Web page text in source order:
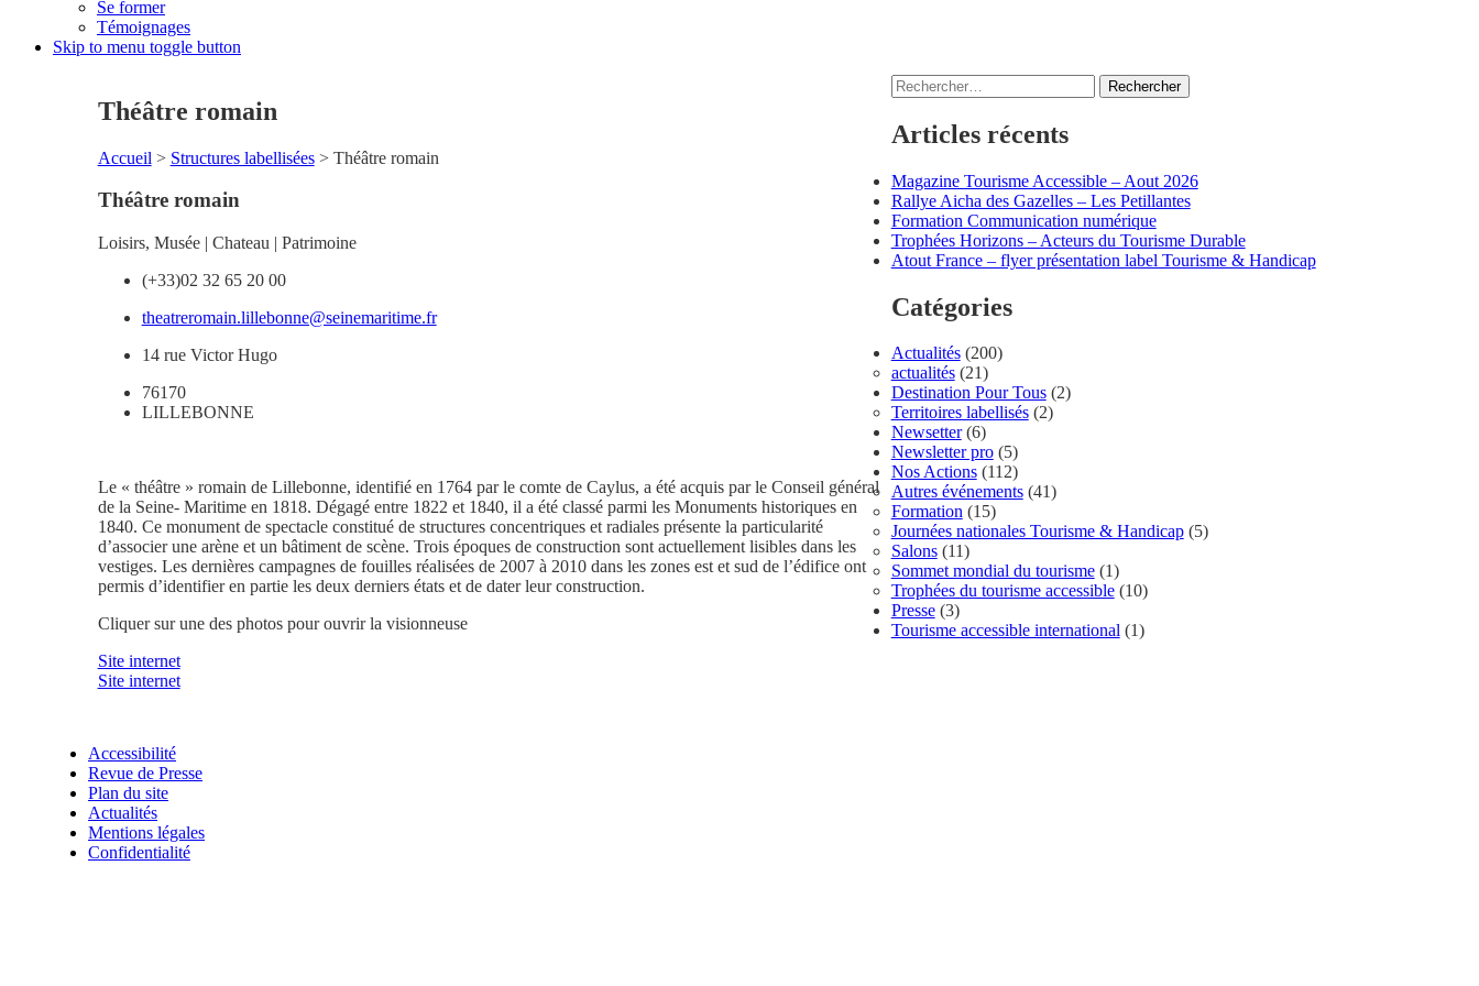
Se former
Témoignages
Skip to menu toggle button
Théâtre romain
Accueil > Structures labellisées> Théâtre romain
Théâtre romain
Loisirs, Musée | Chateau | Patrimoine
(+33)02 32 65 20 00
theatreromain.lillebonne@seinemaritime.fr
14 rue Victor Hugo
76170
LILLEBONNE
Le « théâtre » romain de Lillebonne, identifié en 1764 par le comte de Caylus, a été acquis par le Conseil général
de la Seine- Maritime en 1818. Dégagé entre 1822 et 1840, il a été classé parmi les Monuments historiques en
1840. Ce monument de spectacle constitué de structures concentriques et radiales présente la particularité
d’associer une arène et un bâtiment de scène. Trois époques de construction sont actuellement lisibles dans les
vestiges. Les dernières campagnes de fouilles réalisées de 2007 à 2010 dans les zones est et sud de l’édifice ont
permis d’identifier en partie les deux derniers états et de dater leur construction.
Cliquer sur une des photos pour ouvrir la visionneuse
Site internet
Site internet
Rechercher :
Articles récents
Magazine Tourisme Accessible – Aout 2026
Rallye Aicha des Gazelles – Les Petillantes
Formation Communication numérique
Trophées Horizons – Acteurs du Tourisme Durable
Atout France – flyer présentation label Tourisme & Handicap
Catégories
Actualités(200)
actualités(21)
Destination Pour Tous(2)
Territoires labellisés(2)
Newsetter(6)
Newsletter pro(5)
Nos Actions(112)
Autres événements(41)
Formation(15)
Journées nationales Tourisme & Handicap(5)
Salons(11)
Sommet mondial du tourisme(1)
Trophées du tourisme accessible(10)
Presse(3)
Tourisme accessible international(1)
Accessibilité
Revue de Presse
Plan du site
Actualités
Mentions légales
Confidentialité